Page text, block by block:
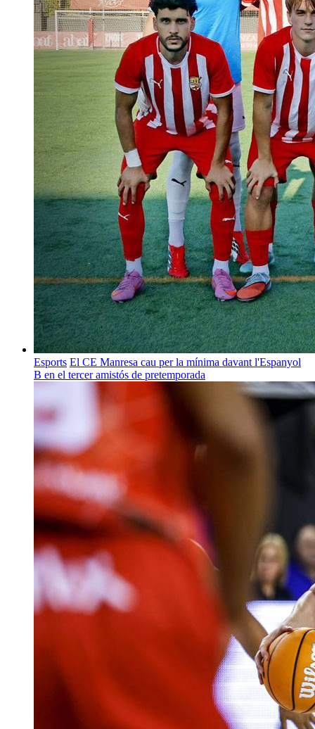
Esports El CE Manresa cau per la mínima davant l'Espanyol
B en el tercer amistós de pretemporada